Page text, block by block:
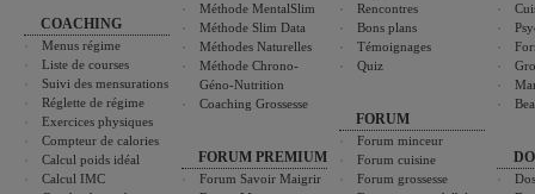
COACHING
Menus régime
Liste de courses
Suivi des mensurations
Réglette de régime
Exercices physiques
Compteur de calories
Calcul poids idéal
Calcul IMC
Méthode MentalSlim
Méthode Slim Data
Méthodes Naturelles
Méthode Chrono-
Géno-Nutrition
Coaching Grossesse
FORUM PREMIUM
Forum Savoir Maigrir
Rencontres
Bons plans
Témoignages
Quiz
FORUM
Forum minceur
Forum cuisine
Forum grossesse